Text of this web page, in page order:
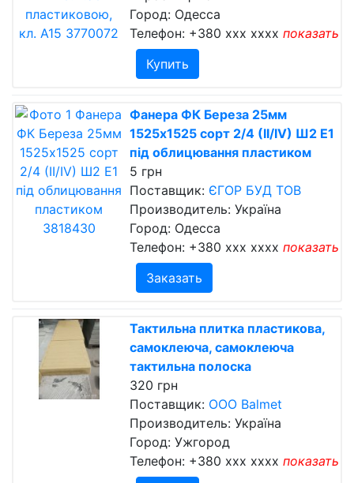
Город: Одесса
Телефон: +380 xxx xxxx показать
Купить
Фанера ФК Береза 25мм
1525х1525 сорт 2/4 (II/IV) Ш2 Е1
під облицювання пластиком
5 грн
Поставщик: ЄГОР БУД ТОВ
Производитель: Україна
Город: Одесса
Телефон: +380 xxx xxxx показать
Заказать
Тактильна плитка пластикова,
самоклеюча, самоклеюча
тактильна полоска
320 грн
Поставщик: OOO Balmet
Производитель: Україна
Город: Ужгород
Телефон: +380 xxx xxxx показать